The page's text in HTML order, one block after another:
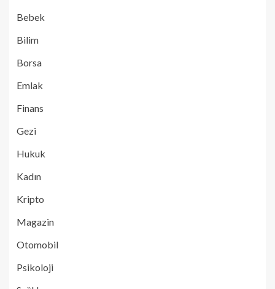
Bebek
Bilim
Borsa
Emlak
Finans
Gezi
Hukuk
Kadın
Kripto
Magazin
Otomobil
Psikoloji